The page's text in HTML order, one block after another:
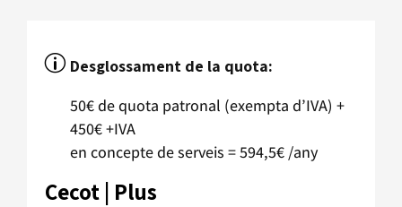
p Desglossament de la quota:
50€ de quota patronal (exempta d’IVA) +
450€ +IVA
en concepte de serveis = 594,5€ /any
Cecot | Plus